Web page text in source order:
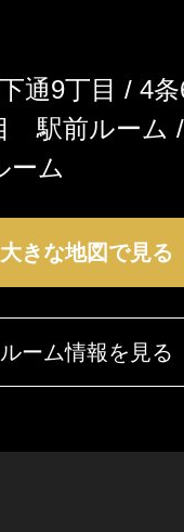
通9丁目 / 4
駅前ルーム
ーム
大きな地図で見る
ルーム情報を見る